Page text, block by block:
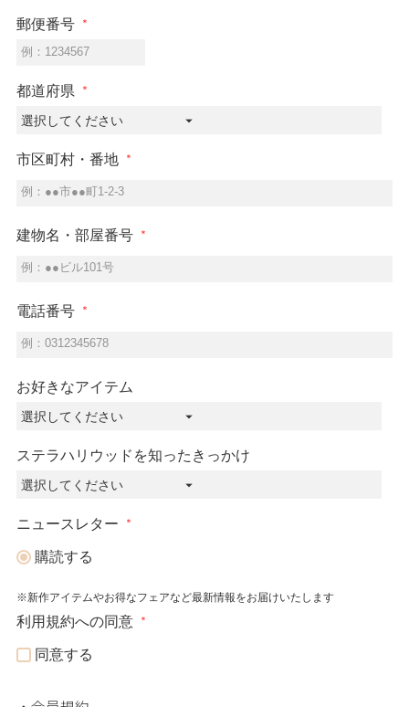
郵便番号
例：1234567
都道府県
市区町村・番地
例：●●市●●町1-2-3
建物名・部屋番号
例：●●ビル101号
電話番号
例：0312345678
お好きなアイテム
ステラハリウッドを知ったきっかけ
ニュースレター
購読する
※新作アイテムやお得なフェアなど最新情報をお届けいたします
利用規約への同意
同意する